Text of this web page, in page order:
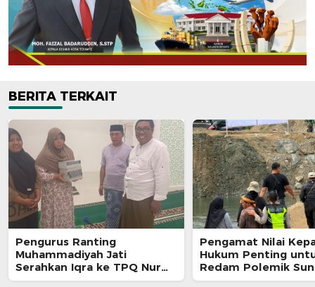
BERITA TERKAIT
Pengurus Ranting
Muhammadiyah Jati
Serahkan Iqra ke TPQ Nur
Insani
Pengamat Nilai
Hukum Penting
Redam Polemik
Akelamo